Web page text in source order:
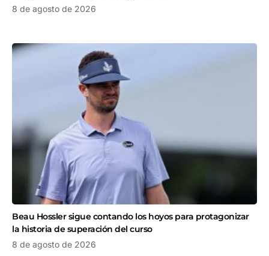
8 de agosto de 2026
Beau Hossler sigue contando los hoyos para protagonizar
la historia de superación del curso
8 de agosto de 2026